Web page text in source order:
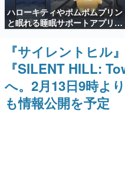
新世代に訊く
これからのデジタ
の姿を追い、彼ら
ゲーム世代の
ゲームに多大な影
日本のコンテン
画です。
日本モバイル
日本のモバイルゲ
ハローキティやポムポムプリン
と眠れる睡眠サポートアプリ
『ゆめたび』が配信中。キャラ
ごとのASMRや目覚ましアラー
ムも搭載
『サイレントヒル
『SILENT HILL:
へ。2月13日9時よ
も情報公開を予定